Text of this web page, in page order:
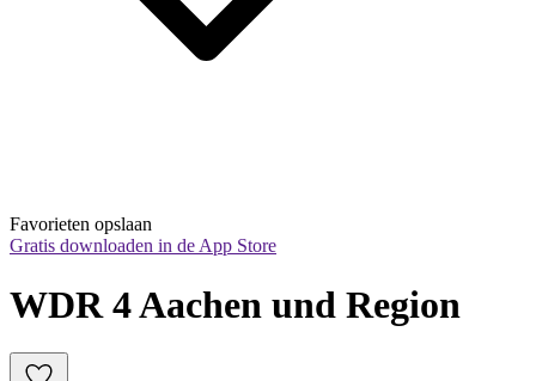
Favorieten opslaan
Gratis downloaden in de App Store
WDR 4 Aachen und Region